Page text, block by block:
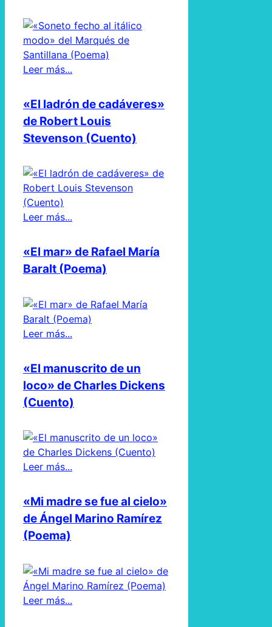
Leer más...
«El ladrón de cadáveres»
de Robert Louis
Stevenson (Cuento)
Leer más...
«El mar» de Rafael María
Baralt (Poema)
Leer más...
«El manuscrito de un
loco» de Charles Dickens
(Cuento)
Leer más...
«Mi madre se fue al cielo»
de Ángel Marino Ramírez
(Poema)
Leer más...